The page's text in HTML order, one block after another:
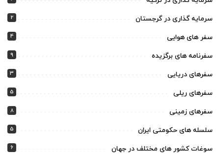
سرمایه گذاری در گرجستان 2
سفر های هوایی 4
سفرنامه های برگزیده 9
سفرهای دریایی 3
سفرهای ریلی 5
سفرهای زمینی 8
سلسله های حکومتی ایران 5
سوغات کشور های مختلف در جهان 6